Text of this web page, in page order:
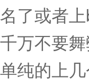
名了或者
千万不要
单纯的上